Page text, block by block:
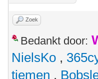
Zoek
Bedankt door:
NielsKo ,
tiemen ,